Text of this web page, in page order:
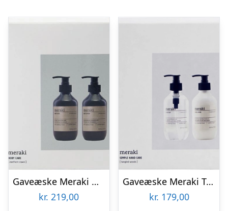
Gaveæske Meraki Northern Dawn gavepakke – Økologisk bodywash & bodylotion, 16,4×13,1×6,6 cm, hvid/sort/grå
kr. 219,00
Gaveæske Meraki Tangled Woods økologisk håndpleje sæt med håndsæbe & håndlotion i hvidt design
kr. 179,00